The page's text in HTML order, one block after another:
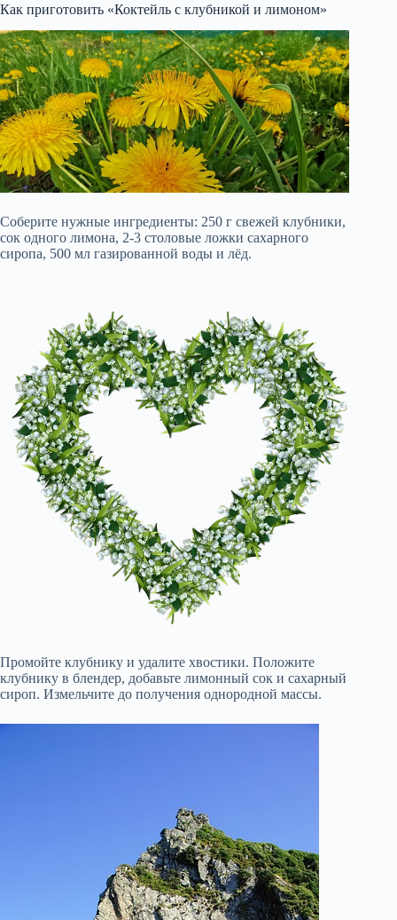
Как приготовить «Коктейль с клубникой и лимоном»
Соберите нужные ингредиенты: 250 г свежей клубники,
сок одного лимона, 2-3 столовые ложки сахарного
сиропа, 500 мл газированной воды и лёд.
Промойте клубнику и удалите хвостики. Положите
клубнику в блендер, добавьте лимонный сок и сахарный
сироп. Измельчите до получения однородной массы.